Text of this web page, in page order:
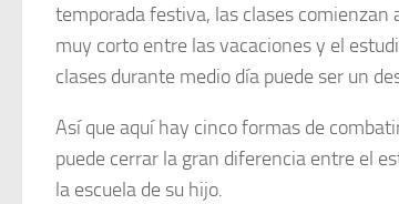
temporada festiva, las clases comienzan
muy corto entre las vacaciones y el
clases durante medio día puede ser un
Así que aquí hay cinco formas de
puede cerrar la gran diferencia entre el
la escuela de su hijo.